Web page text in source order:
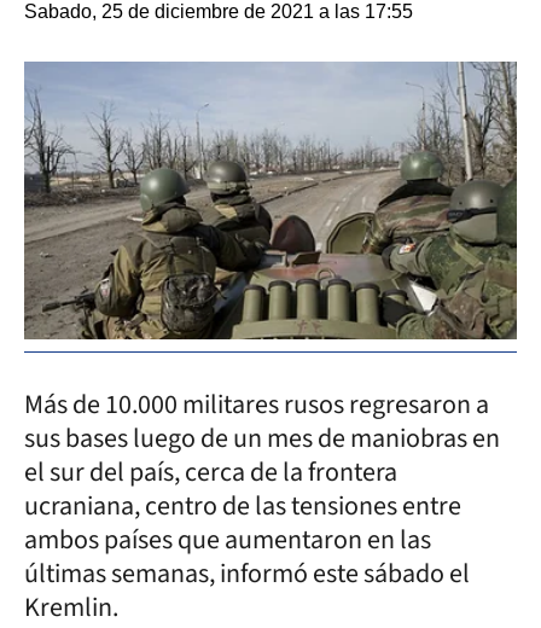
Sabado, 25 de diciembre de 2021 a las 17:55
Más de 10.000 militares rusos regresaron a
sus bases luego de un mes de maniobras en
el sur del país, cerca de la frontera
ucraniana, centro de las tensiones entre
ambos países que aumentaron en las
últimas semanas, informó este sábado el
Kremlin.